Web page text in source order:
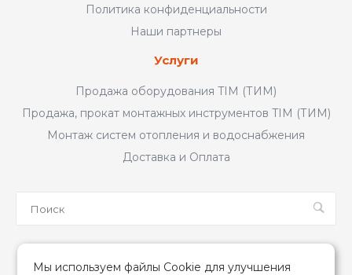
Политика конфиденциальности
Наши партнеры
Услуги
Продажа оборудования TIM (ТИМ)
Продажа, прокат монтажных инструментов TIM (ТИМ)
Монтаж систем отопления и водоснабжения
Доставка и Оплата
Мы используем файлы Cookie для улучшения